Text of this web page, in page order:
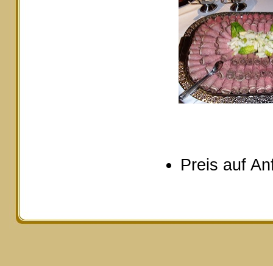
Preis auf